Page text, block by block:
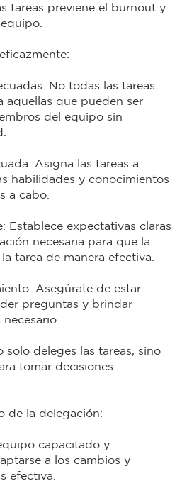
tareas previene el burnout y
No todas las tareas
aquellas que pueden ser
del equipo sin
Asigna las tareas a
habilidades y conocimientos
a cabo.
Establece expectativas claras
necesaria para que la
tarea de manera efectiva.
Asegúrate de estar
preguntas y brindar
solo deleges las tareas, sino
tomar decisiones
de la delegación:
capacitado y
a los cambios y
efectiva.